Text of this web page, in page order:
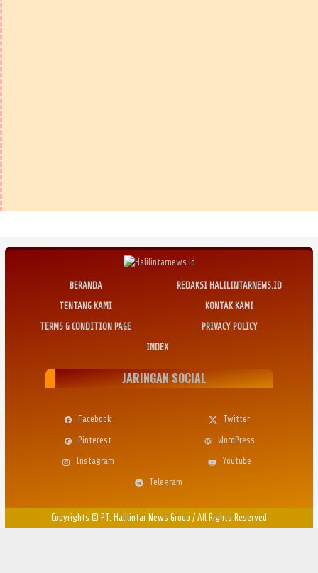
BERANDA
REDAKSI HALILINTARNEWS.ID
TENTANG KAMI
KONTAK KAMI
TERMS & CONDITION PAGE
PRIVACY POLICY
INDEX
JARINGAN SOCIAL
Facebook
Twitter
Pinterest
WordPress
Instagram
Youtube
Telegram
Copyrights © PT. Halilintar News Group / All Rights Reserved